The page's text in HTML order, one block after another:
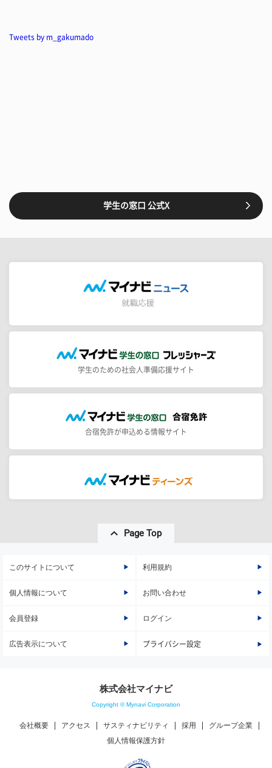
Tweets by m_gakumado
学生の窓口 公式X
学生のための社会人準備応援サイト
合宿免許が申込める情報サイト
Page Top
このサイトについて 利用規約
個人情報について お問い合わせ
会員登録 ログイン
広告表示について プライバシー設定
株式会社マイナビ
Copyright © Mynavi Corporation
会社概要 アクセス サスティナビリティ 採用
グループ企業
個人情報保護方針